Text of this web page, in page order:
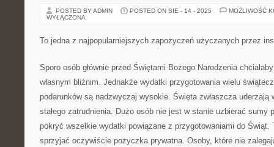
POSTED BY ADMIN POSTED ON SIE - 14 - 2025
MOŻLIWOŚĆ
WYŁĄCZONA
To jedna z najpopularniejszych zapożyczeń użyczanych przez
Sporo osób głównie przed Świętami Bożego Narodzenia
własnym bliźnim. Jednakże wydatki przygotowania wielu
podarunków są nadzwyczaj wysokie. Święta zwłaszcza uderzają
stałego zatrudnienia. Dużo osób nie jest w stanie uzbierać sumy
pokryć wszelkie wydatki powiązane z przygotowaniami do Świąt.
sprzyjać oczywiście pożyczka prywatna. Osoby, które nie